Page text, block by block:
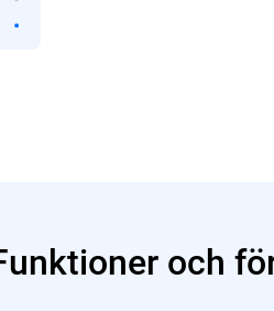
och